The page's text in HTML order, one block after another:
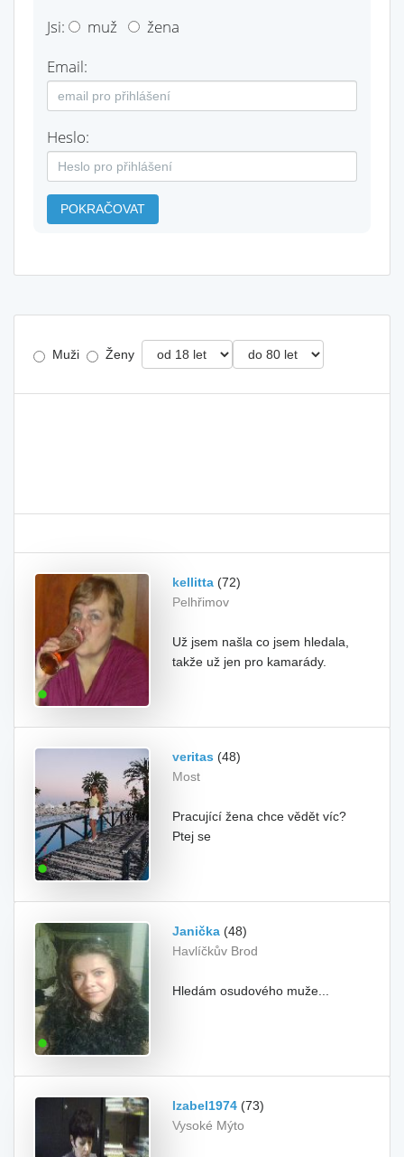
Jsi: muž
žena
Email:
Heslo:
POKRAČOVAT
Muži Ženy
kellitta (72)
Pelhřimov
Už jsem našla co jsem hledala,
takže už jen pro kamarády.
veritas (48)
Most
Pracující žena chce vědět víc?
Ptej se
Janička (48)
Havlíčkův Brod
Hledám osudového muže...
Izabel1974 (73)
Vysoké Mýto